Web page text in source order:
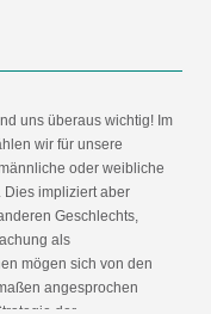
uns überaus wichtig! Im
wir für unsere
oder weibliche
Dies impliziert aber
Geschlechts,
als
mögen sich von den
angesprochen